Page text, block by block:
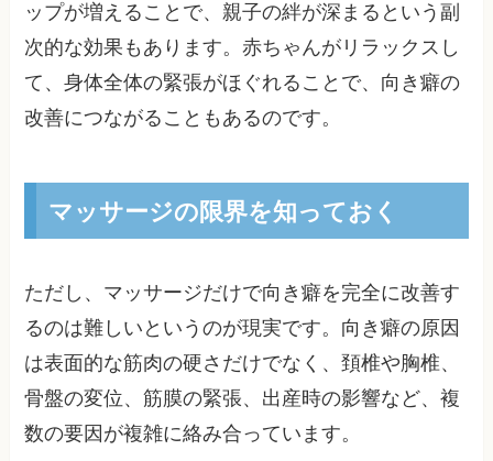
ップが増えることで、親子の絆が深まるという副
次的な効果もあります。赤ちゃんがリラックスし
て、身体全体の緊張がほぐれることで、向き癖の
改善につながることもあるのです。
マッサージの限界を知っておく
ただし、マッサージだけで向き癖を完全に改善す
るのは難しいというのが現実です。向き癖の原因
は表面的な筋肉の硬さだけでなく、頚椎や胸椎、
骨盤の変位、筋膜の緊張、出産時の影響など、複
数の要因が複雑に絡み合っています。